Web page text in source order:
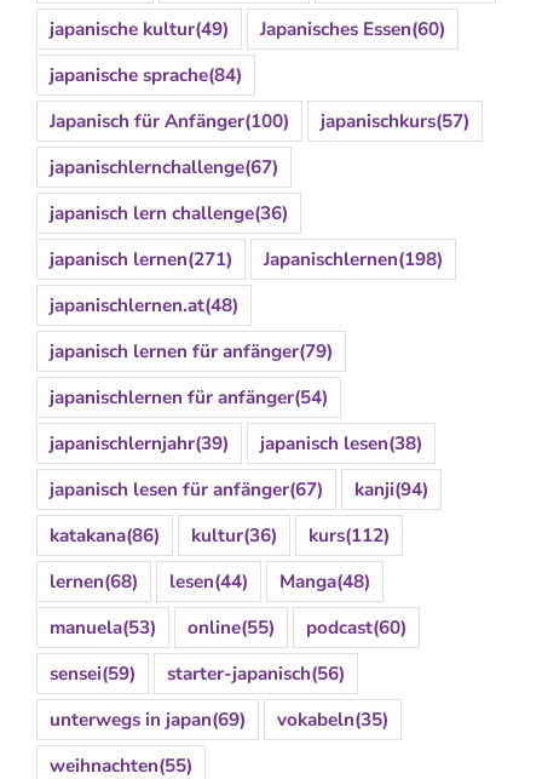
japanische kultur(49) Japanisches Essen(60)
japanische sprache(84)
Japanisch für Anfänger(100) japanischkurs(57)
japanischlernchallenge(67)
japanisch lern challenge(36)
japanisch lernen(271) Japanischlernen(198)
japanischlernen.at(48)
japanisch lernen für anfänger(79)
japanischlernen für anfänger(54)
japanischlernjahr(39) japanisch lesen(38)
japanisch lesen für anfänger(67) kanji(94)
katakana(86) kultur(36) kurs(112)
lernen(68) lesen(44) Manga(48)
manuela(53) online(55) podcast(60)
sensei(59) starter-japanisch(56)
unterwegs in japan(69) vokabeln(35)
weihnachten(55)